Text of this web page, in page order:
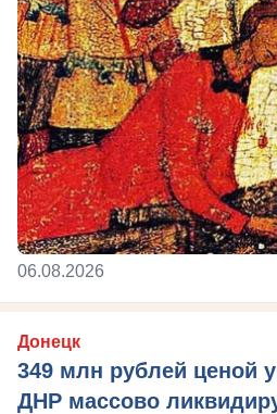
06.08.2026
Донецк
349 млн рублей ценой
ДНР массово